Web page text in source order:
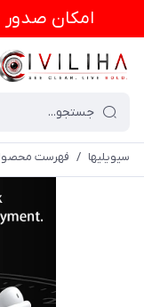
امكان صدور
سیویلیها / فهرست